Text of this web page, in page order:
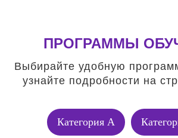
ПРОГРАММЫ
Выбирайте удобную
узнайте подробности на
Категория А